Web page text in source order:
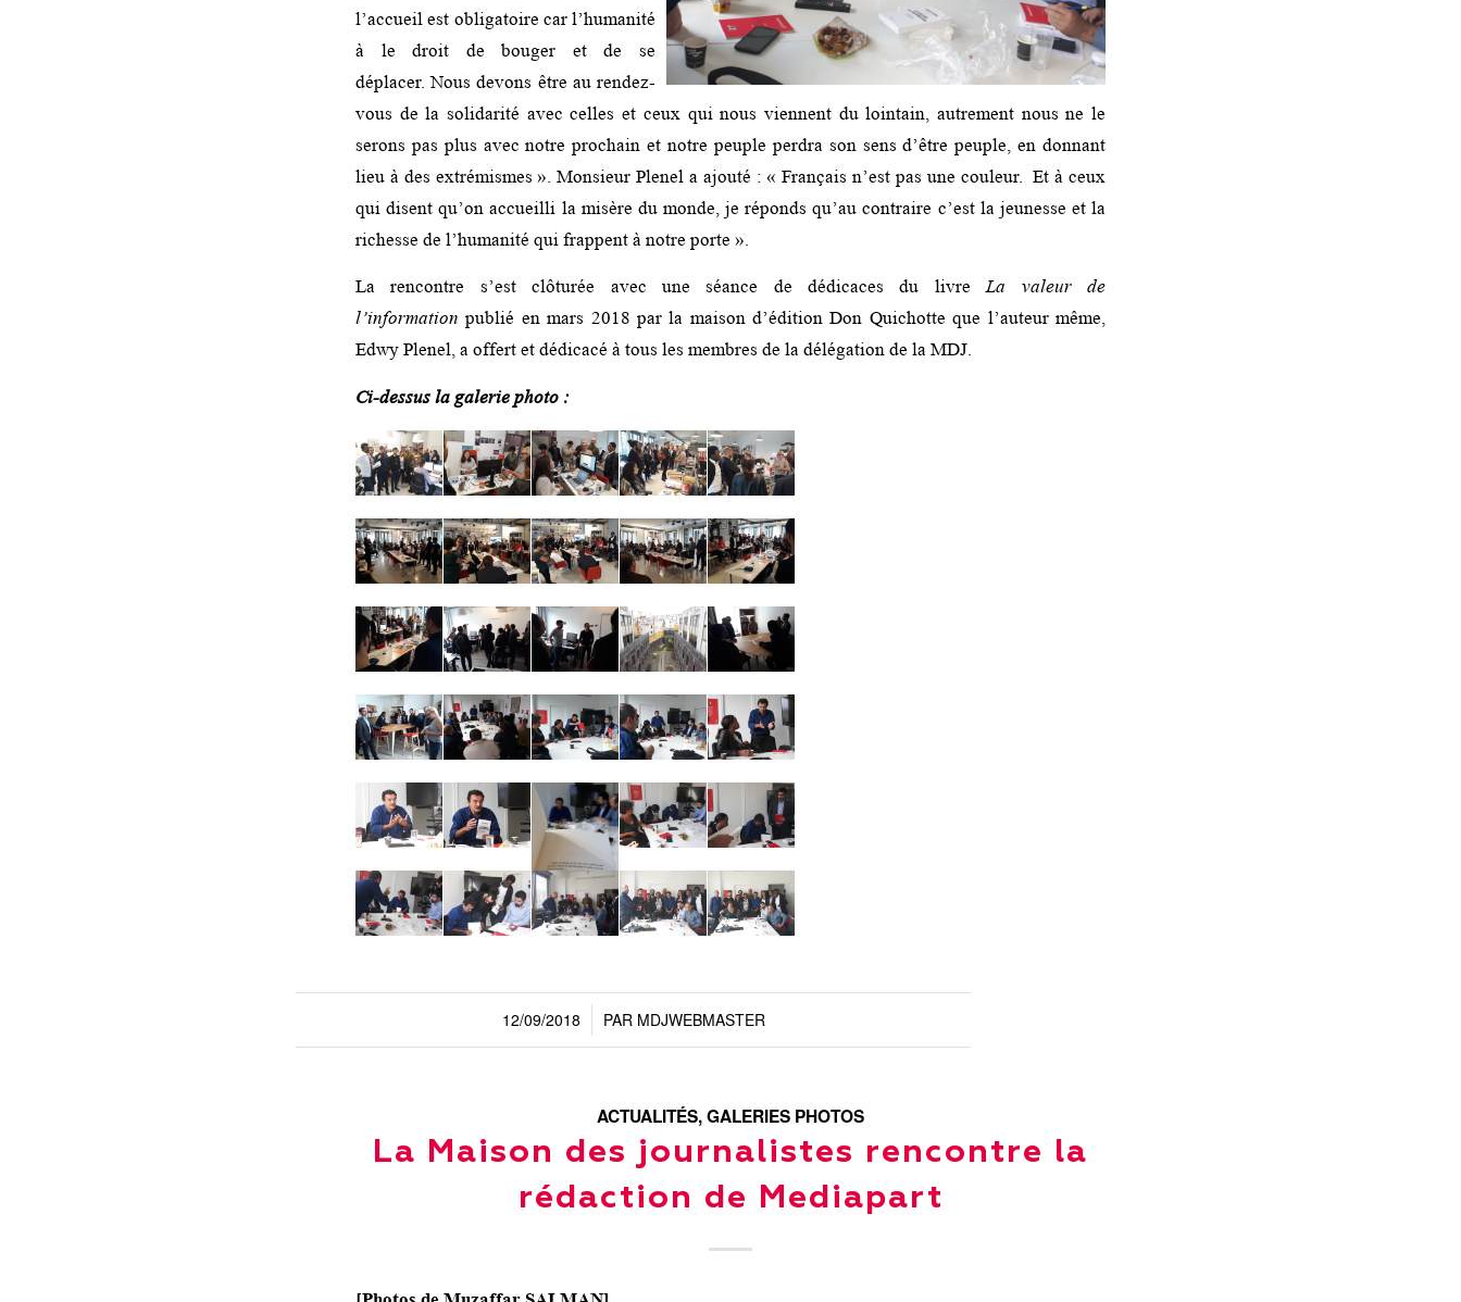
l’accueil est obligatoire car l’humanité
à le droit de bouger et de se
déplacer. Nous devons être au rendez-
vous de la solidarité avec celles et ceux qui nous viennent du lointain, autrement nous ne le
serons pas plus avec notre prochain et notre peuple perdra son sens d’être peuple, en donnant
lieu à des extrémismes ». Monsieur Plenel a ajouté : « Français n’est pas une couleur. Et à ceux
qui disent qu’on accueilli la misère du monde, je réponds qu’au contraire c’est la jeunesse et la
richesse de l’humanité qui frappent à notre porte ».
La rencontre s’est clôturée avec une séance de dédicaces du livreLa valeur de
l’information publié en mars 2018 par la maison d’édition Don Quichotte que l’auteur même,
Edwy Plenel, a offert et dédicacé à tous les membres de la délégation de la MDJ.
Ci-dessus la galerie photo :
12/09/2018
/ PAR MDJWEBMASTER
ACTUALITÉS,GALERIES PHOTOS
La Maison des journalistes rencontre la
rédaction de Mediapart